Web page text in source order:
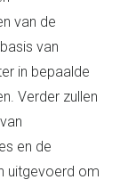
van de
van
in bepaalde
Verder zullen
en de
uitgevoerd om